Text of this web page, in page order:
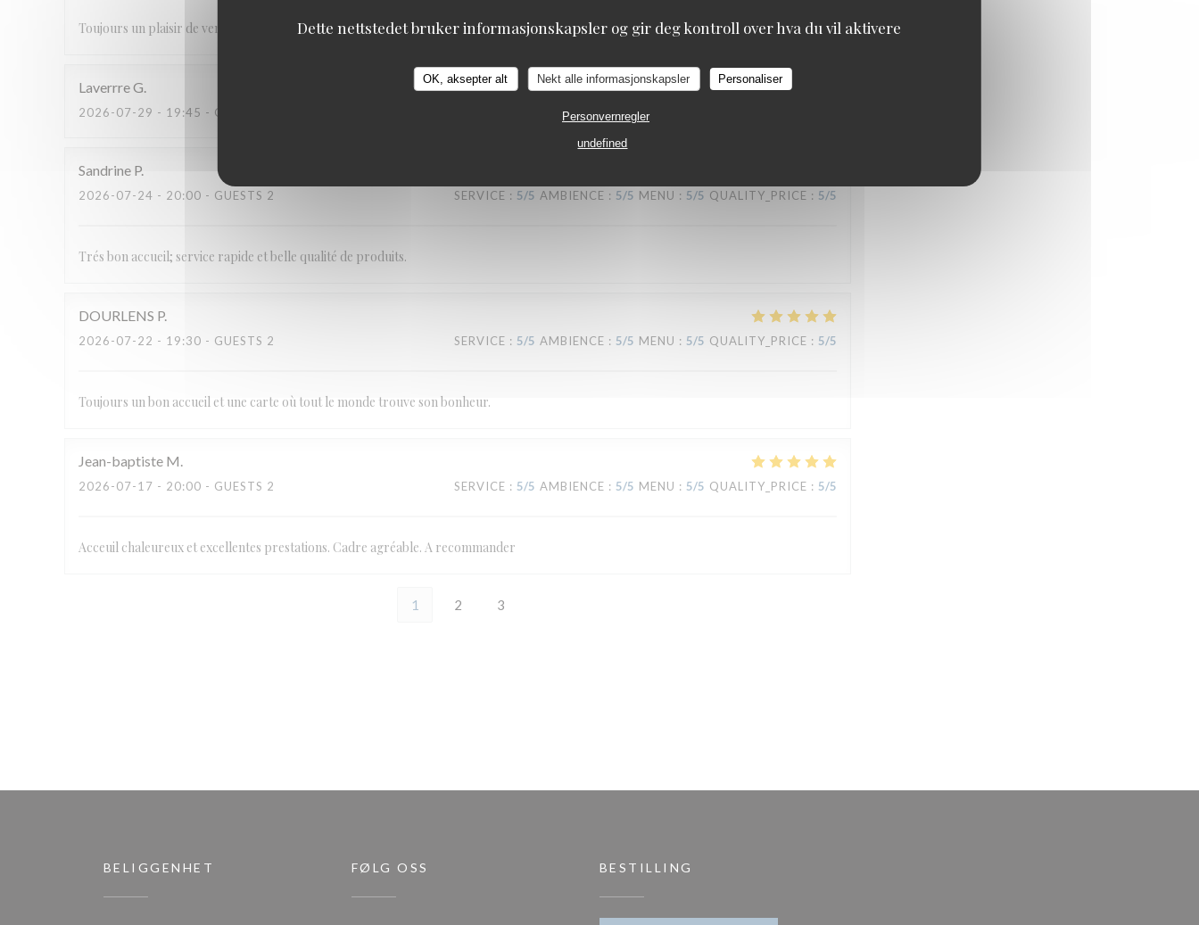
Dette nettstedet bruker informasjonskapsler og gir deg kontroll over hva du vil aktivere
OK, aksepter alt Nekt alle informasjonskapsler Personaliser
Personvernregler
undefined
Toujours un plaisir de venir déjeuner au Carré. Très bonne table, accueil chaleureux et service au top.
LaverrreG
2026-07-29 - 19:45 - GUESTS 5 AMBIENCE: 4/5 MENU
Sandrine P
2026-07-24 - 20:00 - GUESTS 2 SERVICE : 5/5 AMBIENCE : 5/5 MENU : 5/5 QUALITY_PRICE : 5/5
Trés bon accueil; service rapide et belle qualité de produits.
DOURLENS P
2026-07-22 - 19:30 - GUESTS 2 SERVICE : 5/5 AMBIENCE : 5/5 MENU : 5/5 QUALITY_PRICE : 5/5
Toujours un bon accueil et une carte où tout le monde trouve son bonheur.
Jean-baptiste M
2026-07-17 - 20:00 - GUESTS 2 SERVICE : 5/5 AMBIENCE : 5/5 MENU : 5/5 QUALITY_PRICE : 5/5
Acceuil chaleureux et excellentes prestations. Cadre agréable. A recommander
1 2 3
BELIGGENHET FØLG OSS BESTILLING
Le Carré